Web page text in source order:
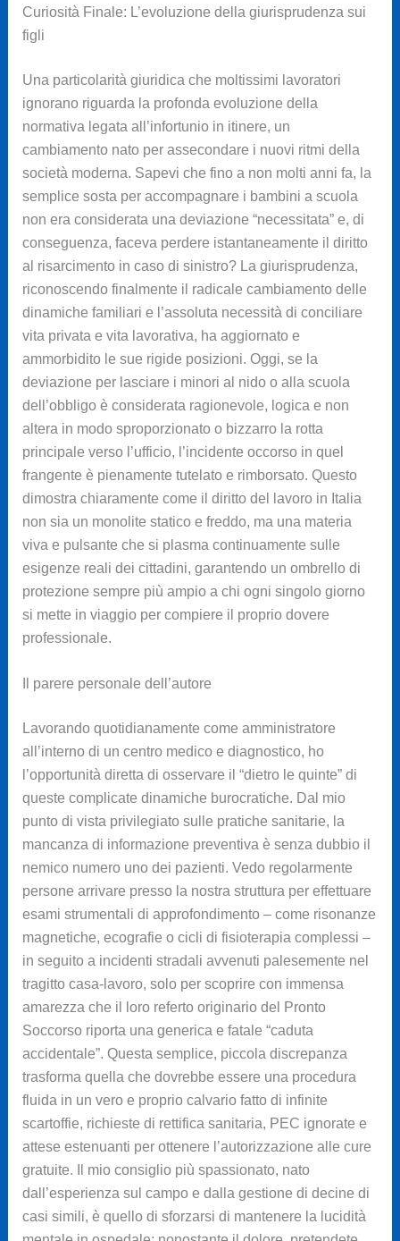
Curiosità Finale: L’evoluzione della giurisprudenza sui
figli
Una particolarità giuridica che moltissimi lavoratori
ignorano riguarda la profonda evoluzione della
normativa legata all’infortunio in itinere, un
cambiamento nato per assecondare i nuovi ritmi della
società moderna. Sapevi che fino a non molti anni fa, la
semplice sosta per accompagnare i bambini a scuola
non era considerata una deviazione “necessitata” e, di
conseguenza, faceva perdere istantaneamente il diritto
al risarcimento in caso di sinistro? La giurisprudenza,
riconoscendo finalmente il radicale cambiamento delle
dinamiche familiari e l’assoluta necessità di conciliare
vita privata e vita lavorativa, ha aggiornato e
ammorbidito le sue rigide posizioni. Oggi, se la
deviazione per lasciare i minori al nido o alla scuola
dell’obbligo è considerata ragionevole, logica e non
altera in modo sproporzionato o bizzarro la rotta
principale verso l’ufficio, l’incidente occorso in quel
frangente è pienamente tutelato e rimborsato. Questo
dimostra chiaramente come il diritto del lavoro in Italia
non sia un monolite statico e freddo, ma una materia
viva e pulsante che si plasma continuamente sulle
esigenze reali dei cittadini, garantendo un ombrello di
protezione sempre più ampio a chi ogni singolo giorno
si mette in viaggio per compiere il proprio dovere
professionale.
Il parere personale dell’autore
Lavorando quotidianamente come amministratore
all’interno di un centro medico e diagnostico, ho
l’opportunità diretta di osservare il “dietro le quinte” di
queste complicate dinamiche burocratiche. Dal mio
punto di vista privilegiato sulle pratiche sanitarie, la
mancanza di informazione preventiva è senza dubbio il
nemico numero uno dei pazienti. Vedo regolarmente
persone arrivare presso la nostra struttura per effettuare
esami strumentali di approfondimento – come risonanze
magnetiche, ecografie o cicli di fisioterapia complessi –
in seguito a incidenti stradali avvenuti palesemente nel
tragitto casa-lavoro, solo per scoprire con immensa
amarezza che il loro referto originario del Pronto
Soccorso riporta una generica e fatale “caduta
accidentale”. Questa semplice, piccola discrepanza
trasforma quella che dovrebbe essere una procedura
fluida in un vero e proprio calvario fatto di infinite
scartoffie, richieste di rettifica sanitaria, PEC ignorate e
attese estenuanti per ottenere l’autorizzazione alle cure
gratuite. Il mio consiglio più spassionato, nato
dall’esperienza sul campo e dalla gestione di decine di
casi simili, è quello di sforzarsi di mantenere la lucidità